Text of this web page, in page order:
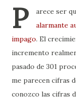
P
arece ser
alarmante
impago. El
incremento
pasado de 301
me parecen cifras
conozco las cifras